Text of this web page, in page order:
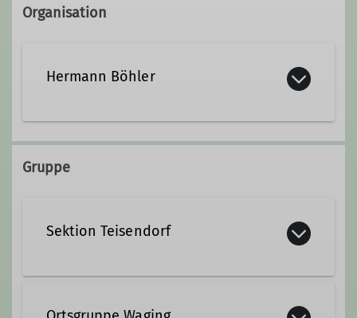
Organisation
Hermann Böhler
+49 8681 2634262
teisendorf.de
Gruppe
Sektion Teisendorf